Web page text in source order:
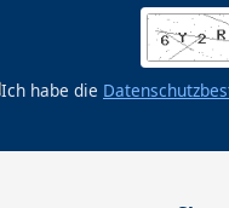
Ich habe die